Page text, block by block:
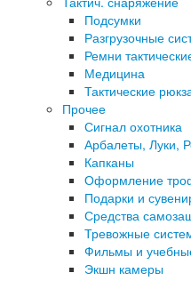
Подсумки
Разгрузочные
Ремни
Медицина
Тактические
Прочее
Сигнал охотника
Арбалеты, Луки,
Капканы
Оформление
Подарки и
Средства
Тревожные
Фильмы и
Экшн камеры